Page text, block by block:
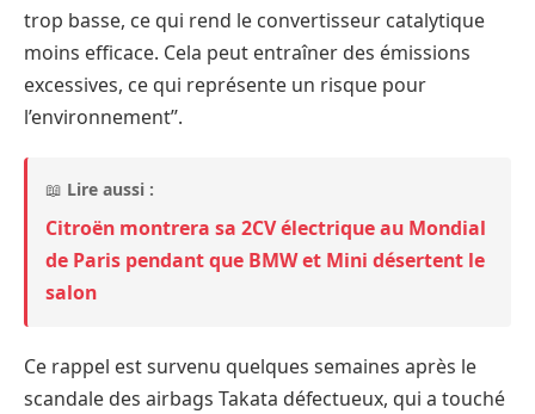
trop basse, ce qui rend le convertisseur catalytique
moins efficace. Cela peut entraîner des émissions
excessives, ce qui représente un risque pour
l’environnement’’.
📖 Lire aussi :
Citroën montrera sa 2CV électrique au Mondial
de Paris pendant que BMW et Mini désertent le
salon
Ce rappel est survenu quelques semaines après le
scandale des airbags Takata défectueux, qui a touché